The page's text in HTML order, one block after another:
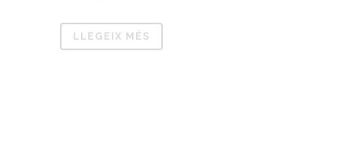
LLEGEIX MÉS